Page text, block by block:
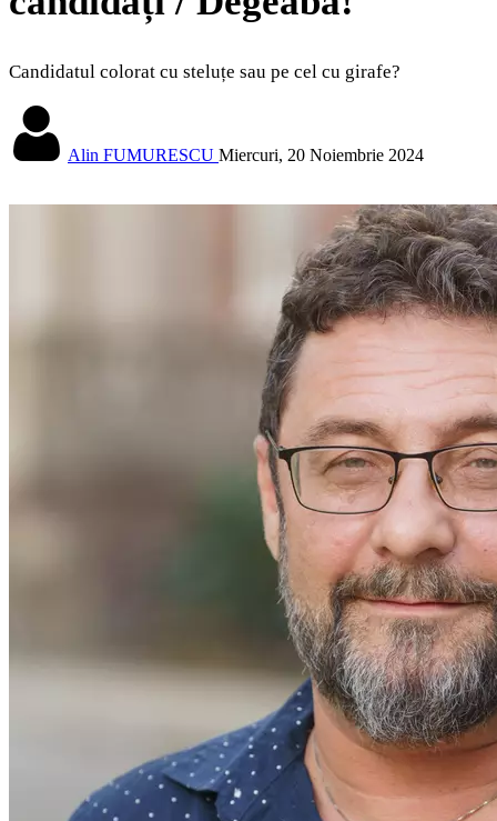
Candidatul colorat cu steluțe sau pe cel cu girafe?
Alin FUMURESCU Miercuri, 20 Noiembrie 2024